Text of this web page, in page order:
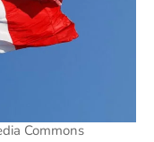
Commons